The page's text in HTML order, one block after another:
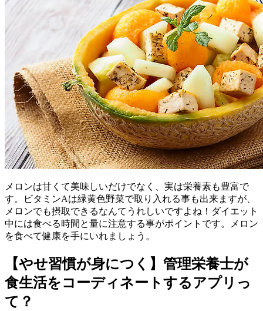
メロンは甘くて美味しいだけでなく、実は栄養素も豊富で
す。ビタミンAは緑黄色野菜で取り入れる事も出来ますが、
メロンでも摂取できるなんてうれしいですよね！ダイエット
中には食べる時間と量に注意する事がポイントです。メロン
を食べて健康を手にいれましょう。
【やせ習慣が身につく】管理栄養士が
食生活をコーディネートするアプリっ
て？